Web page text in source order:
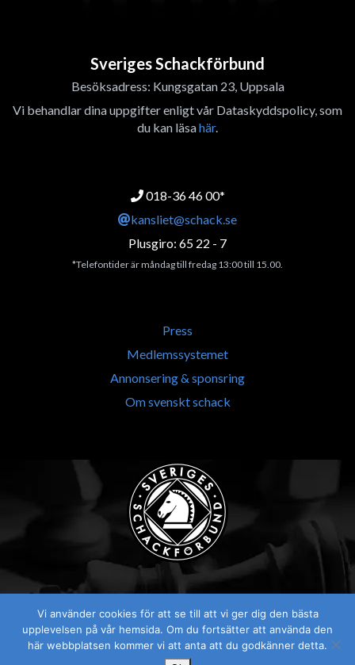
Sveriges Schackförbund
Besöksadress: Kungsgatan 23, Uppsala
Vi behandlar dina uppgifter enligt vår Dataskyddspolicy, som
du kan läsahär.
018-36 46 00*
kansliet@schack.se
Plusgiro: 65 22 - 7
*Telefontider är måndag till fredag 13:00 till 15.00.
Press
Medlemssystemet
Annonsering & sponsring
Om svenskt schack
Visselblåsaren
Vi använder cookies för att se till att vi ger dig den bästa
upplevelsen på vår hemsida. Om du fortsätter att använda den
här webbplatsen kommer vi att anta att du godkänner detta.